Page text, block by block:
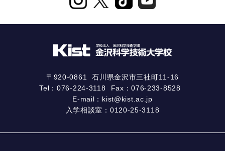
〒920-0861
石川県金沢市三社町11-16
Tel：076-224-3118
Fax：076-233-8528
E-mail： kist@kist.ac.jp
入学相談室： 0120-25-3118